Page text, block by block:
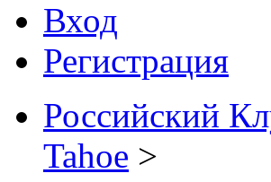
Вход
Регистрация
Российский
Tahoe >